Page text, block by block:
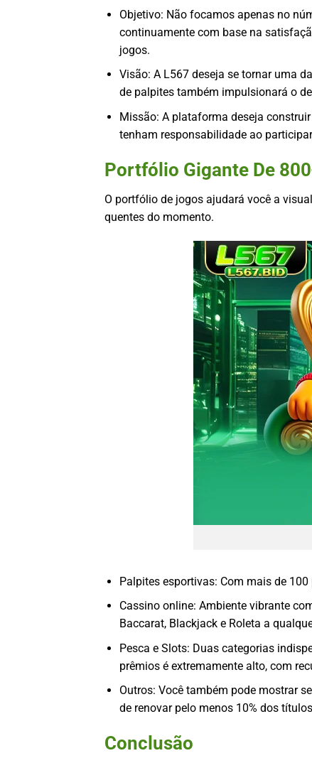
Objetivo: Não focamos apenas no
continuamente com base na
jogos.
Visão: A L567 deseja se tornar uma
de palpites também impulsionará o
Missão: A plataforma deseja
tenham responsabilidade ao
Portfólio Gigante De
O portfólio de jogos ajudará você a
quentes do momento.
Palpites esportivas: Com mais de
Cassino online: Ambiente vibrante
Baccarat, Blackjack e Roleta a
Pesca e Slots: Duas categorias
prêmios é extremamente alto, com
Outros: Você também pode mostrar
de renovar pelo menos 10% dos
Conclusão